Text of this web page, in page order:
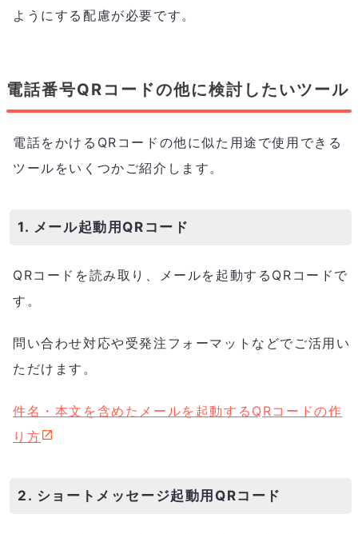
ようにする配慮が必要です。
電話番号QRコードの他に検討したいツール
電話をかけるQRコードの他に似た用途で使用できる
ツールをいくつかご紹介します。
1. メール起動用QRコード
QRコードを読み取り、メールを起動するQRコードで
す。
問い合わせ対応や受発注フォーマットなどでご活用い
ただけます。
件名・本文を含めたメールを起動するQRコードの作
り方
2. ショートメッセージ起動用QRコード